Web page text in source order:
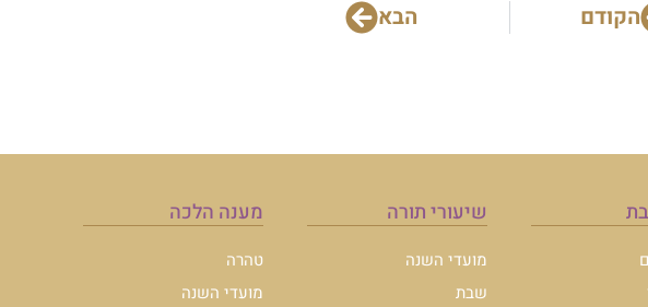
הקודם הבא
שיעורי תורה
מועדי השנה
שבת
מענה הלכה
טהרה
מועדי השנה